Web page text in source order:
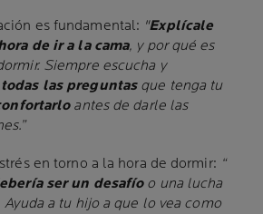
es fundamental: "Explícale
de ir a la cama, y por qué es
Siempre escucha y
las preguntas que tenga tu
antes de darle las
en torno a la hora de dormir: “
ser un desafíoo una lucha
Ayuda a tu hijo a que lo vea como